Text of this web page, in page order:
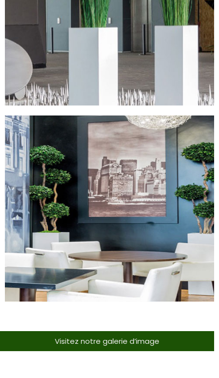
Visitez notre galerie d’image